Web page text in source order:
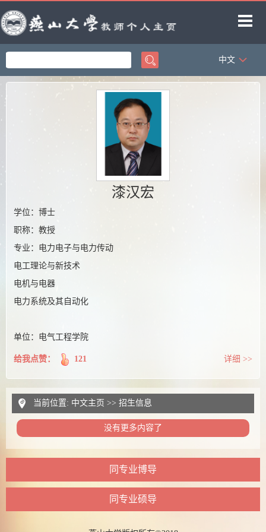
首页
科学研究
中文
漆汉宏
学位：博士
职称：教授
专业：电力电子与电力传动
电工理论与新技术
电机与电器
电力系统及其自动化
单位：电气工程学院
给我点赞： 121 详细 >>
当前位置: 中文主页 >> 招生信息
没有更多内容了
同专业博导
同专业硕导